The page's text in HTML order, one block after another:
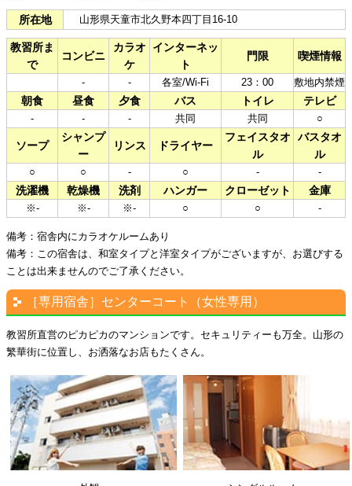
所在地 山形県天童市北久野本四丁目16-10
教習所ま
で
コンビニ
カラオ
ケ
インターネッ
ト
門限 喫煙情報
- - 各室/Wi-Fi 23：00 敷地内禁煙
朝食 昼食 夕食 バス トイレ テレビ
- - - 共同 共同 ○
ソープ
シャンプ
ー
リンス ドライヤー
フェイスタオ
ル
バスタオ
ル
○ ○ - ○ - -
洗濯機 乾燥機 洗剤 ハンガー クローゼット 金庫
※- ※- ※- ○ ○ -
備考：宿舎内にカラオケルームあり
備考：この宿舎は、和室タイプと洋室タイプがございますが、お選びする
ことは出来ませんのでご了承ください。
［専用宿舎］センターコート（女性専用）
教習所直営のピカピカのマンションです。セキュリティーも万全。山形の
繁華街に位置し、お洒落なお店もたくさん。